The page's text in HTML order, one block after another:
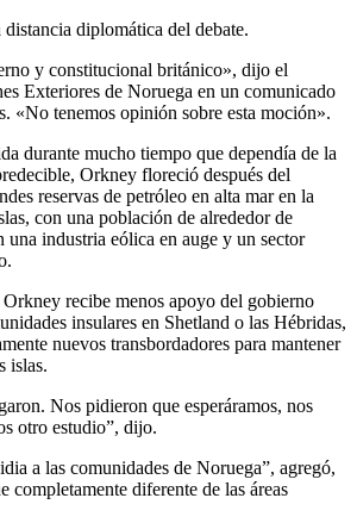
diplomática del debate.
y constitucional británico», dijo el
Exteriores de Noruega en un comunicado
«No tenemos opinión sobre esta moción».
durante mucho tiempo que dependía de la
Orkney floreció después del
reservas de petróleo en alta mar en la
con una población de alrededor de
una industria eólica en auge y un sector
recibe menos apoyo del gobierno
insulares en Shetland o las Hébridas,
nuevos transbordadores para mantener
islas.
Nos pidieron que esperáramos, nos
otro estudio”, dijo.
a las comunidades de Noruega”, agregó,
completamente diferente de las áreas